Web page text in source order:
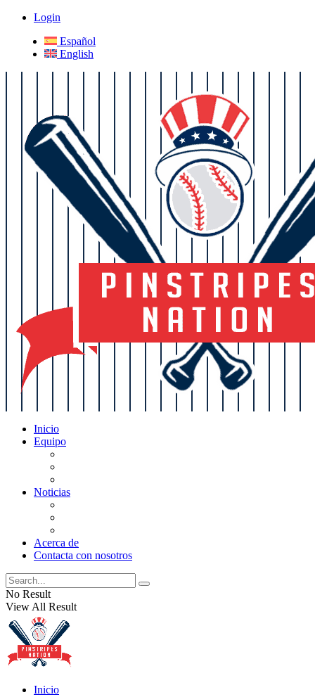
Login
Español
English
Inicio
Equipo
Noticias
Acerca de
Contacta con nosotros
No Result
View All Result
Inicio